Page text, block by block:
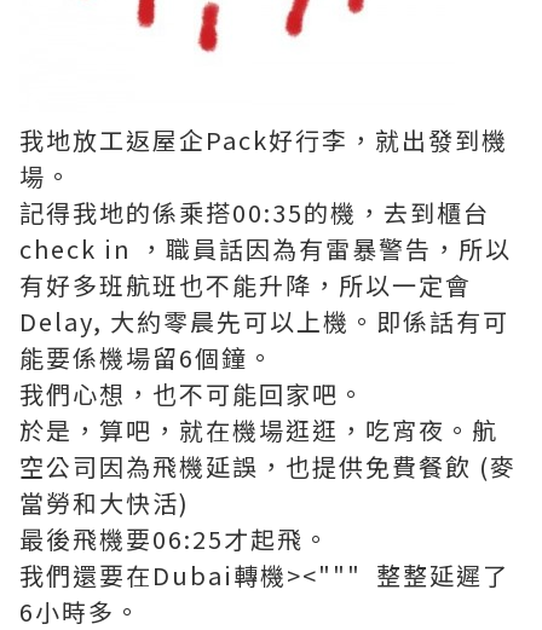
我地放工返屋企Pack好行李，就出發到機
場。
記得我地的係乘搭00:35的機，去到櫃台
check in ，職員話因為有雷暴警告，所以
有好多班航班也不能升降，所以一定會
Delay, 大約零晨先可以上機。即係話有可
能要係機場留6個鐘。
我們心想，也不可能回家吧。
於是，算吧，就在機場逛逛，吃宵夜。航
空公司因為飛機延誤，也提供免費餐飲 (麥
當勞和大快活)
最後飛機要06:25才起飛。
我們還要在Dubai轉機><""" 整整延遲了
6小時多。